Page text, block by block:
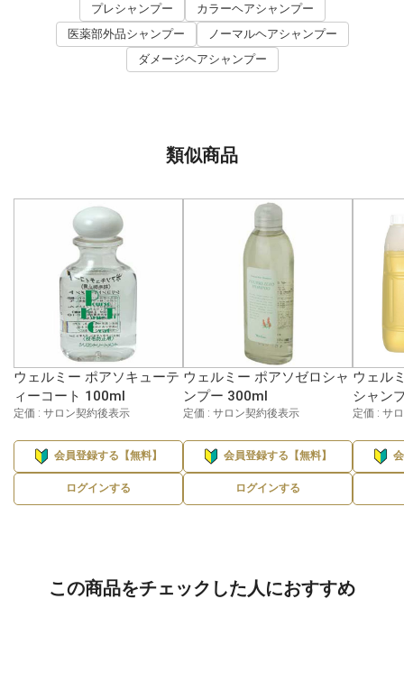
プレシャンプー
カラーヘアシャンプー
医薬部外品シャンプー
ノーマルヘアシャンプー
ダメージヘアシャンプー
類似商品
ウェルミー ポアソキューテ
ィーコート 100ml
定価 : サロン契約後表示
会員登録する【無料】
ログインする
ウェルミー ポアソゼロシャ
ンプー 300ml
定価 : サロン契約後表示
会員登録する【無料】
ログインする
ウェル
シャン
定価 : サ
この商品をチェックした人におすすめ